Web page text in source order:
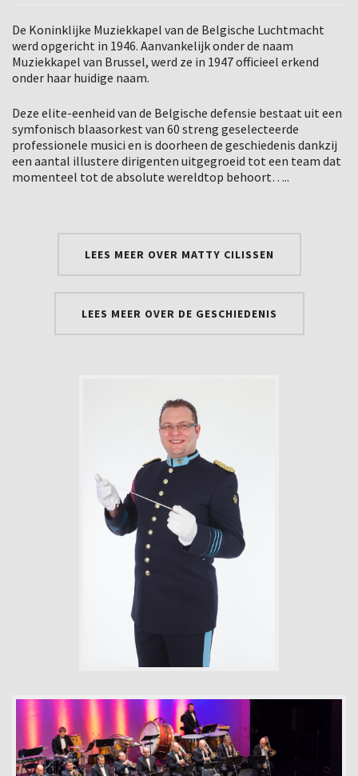
De Koninklijke Muziekkapel van de Belgische Luchtmacht
werd opgericht in 1946. Aanvankelijk onder de naam
Muziekkapel van Brussel, werd ze in 1947 officieel erkend
onder haar huidige naam.
Deze elite-eenheid van de Belgische defensie bestaat uit een
symfonisch blaasorkest van 60 streng geselecteerde
professionele musici en is doorheen de geschiedenis dankzij
een aantal illustere dirigenten uitgegroeid tot een team dat
momenteel tot de absolute wereldtop behoort…..
LEES MEER OVER MATTY CILISSEN
LEES MEER OVER DE GESCHIEDENIS